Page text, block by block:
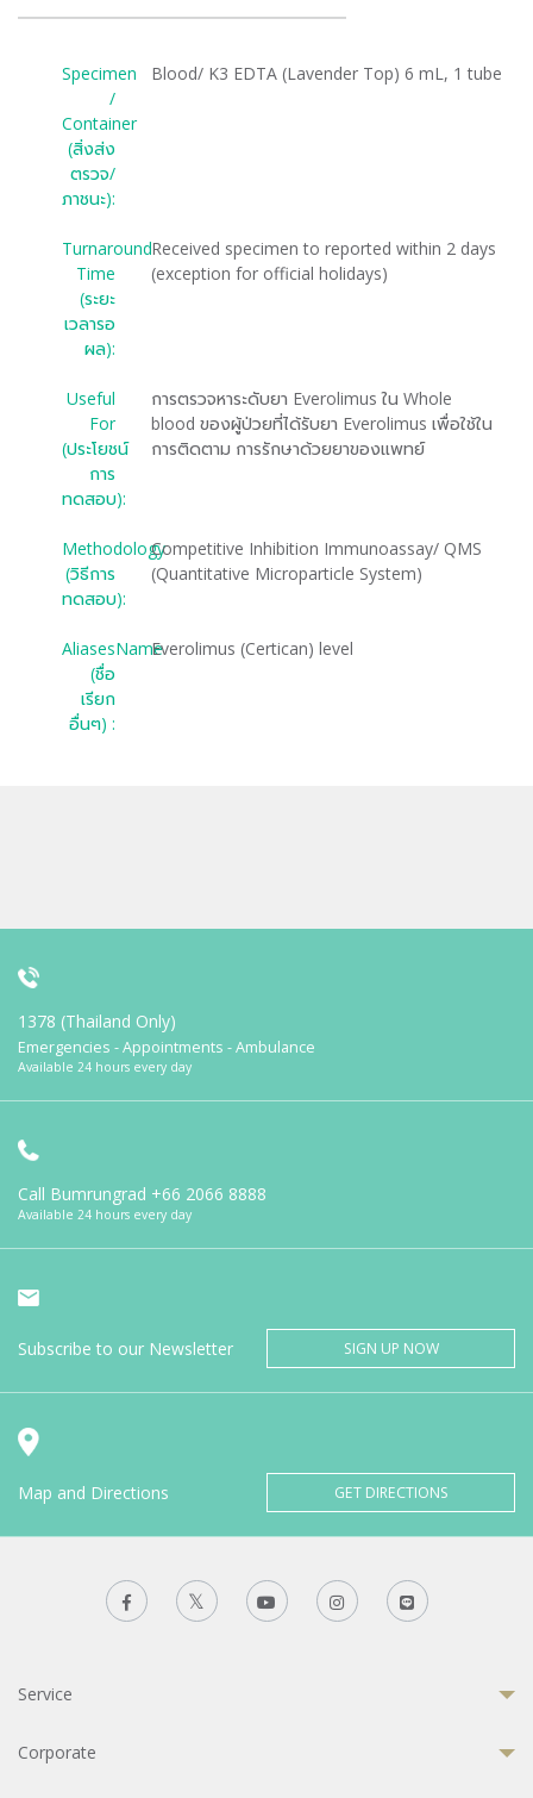
Specimen
/
Container
(สิ่งส่ง
ตรวจ/
ภาชนะ):
Blood/ K3 EDTA (Lavender Top) 6 mL, 1 tube
Turnaround
Time
(ระยะ
เวลารอ
ผล):
Received specimen to reported within 2 days
(exception for official holidays)
Useful
For
(ประโยชน์
การ
ทดสอบ):
การตรวจหาระดับยา Everolimus ใน Whole
blood ของผู้ป่วยที่ได้รับยา Everolimus เพื่อใช้ใน
การติดตาม การรักษาด้วยยาของแพทย์
Methodology
(วิธีการ
ทดสอบ):
Competitive Inhibition Immunoassay/ QMS
(Quantitative Microparticle System)
AliasesName
(ชื่อ
เรียก
อื่นๆ) :
Everolimus (Certican) level
1378 (Thailand Only)
Emergencies - Appointments - Ambulance
Available 24 hours every day
Call Bumrungrad +66 2066 8888
Available 24 hours every day
Subscribe to our Newsletter SIGN UP NOW
Map and Directions GET DIRECTIONS
Service
Corporate